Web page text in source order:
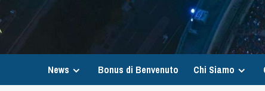
News Bonus di Benvenuto Chi Siamo